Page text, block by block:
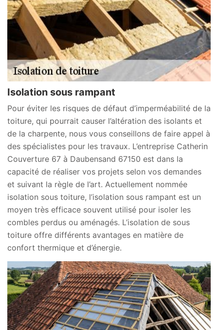
Isolation sous rampant
Pour éviter les risques de défaut d’imperméabilité de la
toiture, qui pourrait causer l’altération des isolants et
de la charpente, nous vous conseillons de faire appel à
des spécialistes pour les travaux. L’entreprise Catherin
Couverture 67 à Daubensand 67150 est dans la
capacité de réaliser vos projets selon vos demandes
et suivant la règle de l’art. Actuellement nommée
isolation sous toiture, l’isolation sous rampant est un
moyen très efficace souvent utilisé pour isoler les
combles perdus ou aménagés. L’isolation de sous
toiture offre différents avantages en matière de
confort thermique et d’énergie.